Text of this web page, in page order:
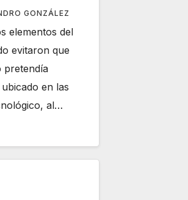
GONZÁLEZ
elementos del
evitaron que
pretendía
en las
al…